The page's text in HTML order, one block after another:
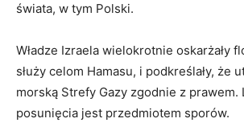
świata, w tym Polski.
Władze Izraela wielokrotnie oskarżały
służy celom Hamasu, i podkreślały, że
morską Strefy Gazy zgodnie z prawem.
posunięcia jest przedmiotem sporów.